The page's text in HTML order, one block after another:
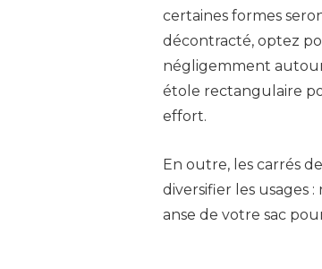
certaines formes
décontracté, optez
négligemment
étole rectangulaire
effort.
En outre, les carrés
diversifier les usages
anse de votre sac